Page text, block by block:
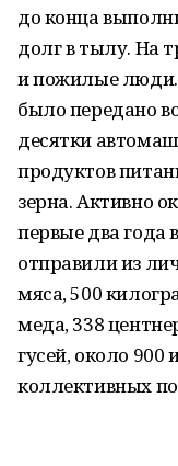
до конца
долг в тылу. На
и пожилые люди.
было передано
десятки
продуктов
зерна. Активно
первые два года
отправили из
мяса, 500
меда, 338
гусей, около
коллективных